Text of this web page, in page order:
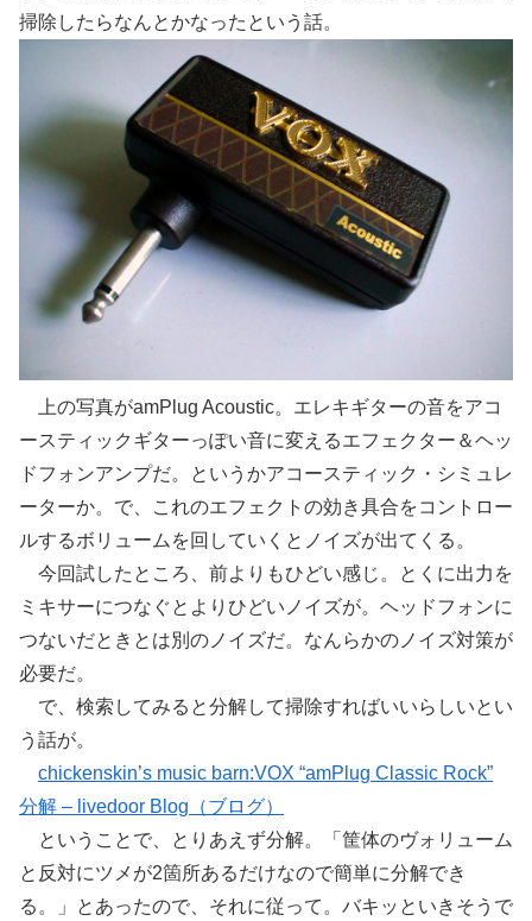
掃除したらなんとかなったという話。
上の写真がamPlug Acoustic。エレキギターの音をアコ
ースティックギターっぽい音に変えるエフェクター＆ヘッ
ドフォンアンプだ。というかアコースティック・シミュレ
ーターか。で、これのエフェクトの効き具合をコントロー
ルするボリュームを回していくとノイズが出てくる。
今回試したところ、前よりもひどい感じ。とくに出力を
ミキサーにつなぐとよりひどいノイズが。ヘッドフォンに
つないだときとは別のノイズだ。なんらかのノイズ対策が
必要だ。
で、検索してみると分解して掃除すればいいらしいとい
う話が。
chickenskin’s music barn:VOX “amPlug Classic Rock”
分解 – livedoor Blog（ブログ）
ということで、とりあえず分解。「筐体のヴォリューム
と反対にツメが2箇所あるだけなので簡単に分解でき
る。」とあったので、それに従って。バキッといきそうで